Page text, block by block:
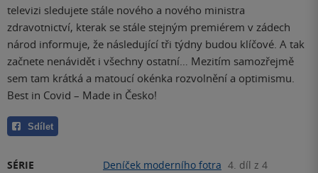
televizi sledujete stále nového a nového ministra
zdravotnictví, kterak se stále stejným premiérem v zádech
národ informuje, že následující tři týdny budou klíčové. A tak
začnete nenávidět i všechny ostatní… Mezitím samozřejmě
sem tam krátká a matoucí okénka rozvolnění a optimismu.
Best in Covid – Made in Česko!
Sdílet
SÉRIE Deníček moderního fotra 4. díl z 4